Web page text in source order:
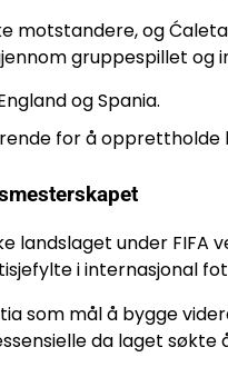
motstandere, og
gruppespillet og
og Spania.
for å opprettholde
landslaget under FIFA
i internasjonal
som mål å bygge
da laget søkte